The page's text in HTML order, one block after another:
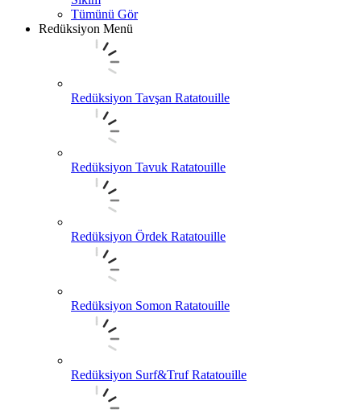
Tümünü Gör
Redüksiyon Menü
Redüksiyon Tavşan Ratatouille
Redüksiyon Tavuk Ratatouille
Redüksiyon Ördek Ratatouille
Redüksiyon Somon Ratatouille
Redüksiyon Surf&Truf Ratatouille